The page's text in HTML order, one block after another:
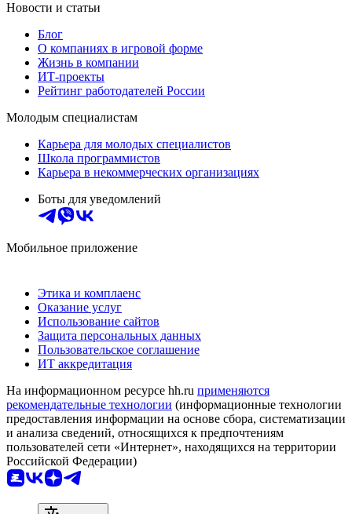
Новости и статьи
Блог
О компаниях в игровой форме
Жизнь в компании
ИТ-проекты
Рейтинг работодателей России
Молодым специалистам
Карьера для молодых специалистов
Школа программистов
Карьера в некоммерческих организациях
Боты для уведомлений
Мобильное приложение
Этика и комплаенс
Оказание услуг
Использование сайтов
Защита персональных данных
Пользовательское соглашение
ИТ аккредитация
На информационном ресурсе hh.ru применяются
рекомендательные технологии (информационные технологии
предоставления информации на основе сбора, систематизации
и анализа сведений, относящихся к предпочтениям
пользователей сети «Интернет», находящихся на территории
Российской Федерации)